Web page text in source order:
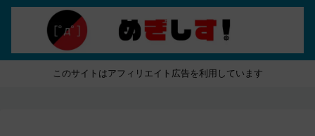
このサイトはアフィリエイト広告を利用しています